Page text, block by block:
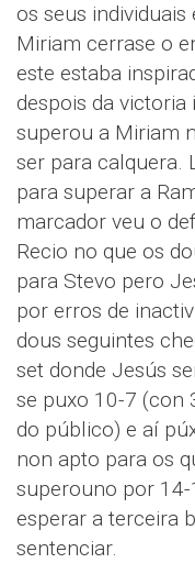
os seus
Miriam cerrase o
este estaba
despois da victoria
superou a Miriam
ser para calquera.
para superar a
marcador veu o
Recio no que os
para Stevo pero
por erros de
dous seguintes
set donde Jesús
se puxo 10-7 (con
do público) e aí
non apto para os
superouno por
esperar a terceira
sentenciar.